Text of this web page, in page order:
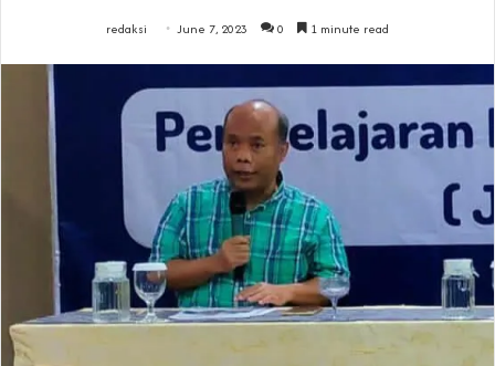
redaksi June 7, 2023 0 1 minute read